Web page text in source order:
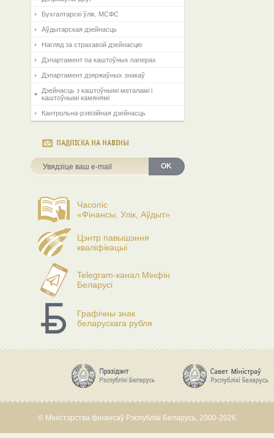
Бухгалтарскі ўлік. МСФС
Аўдытарская дзейнасць
Нагляд за страхавой дзейнасцю
Дэпартамент па каштоўных паперах
Дэпартамент дзяржаўных знакаў
Дзейнасць з каштоўнымі металамі і
каштоўнымі камянямі
Кантрольна-рэвізійная дзейнасць
ПАДПІСКА НА НАВІНЫ
OK
Часопіс
«Фінансы, Улік, Аўдыт»
Цэнтр павышэння
кваліфікацыі
Telegram-канал Мінфін
Беларусі
Графічны знак
беларускага рубля
© Міністэрства фінансаў Рэспублікі Беларусь, 2000-2026.